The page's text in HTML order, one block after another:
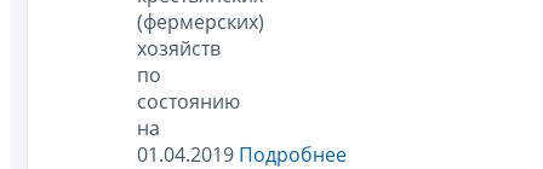
(фермерских)
хозяйств
по
состоянию
на
01.04.2019 Подробнее